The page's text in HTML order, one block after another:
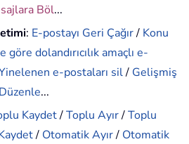
Böl...
: E-postayı Geri Çağır/ Konu
dolandırıcılık amaçlı e-
e-postaları sil/ Gelişmiş
...
Kaydet/Toplu Ayır/Toplu
/ Otomatik Ayır/ Otomatik